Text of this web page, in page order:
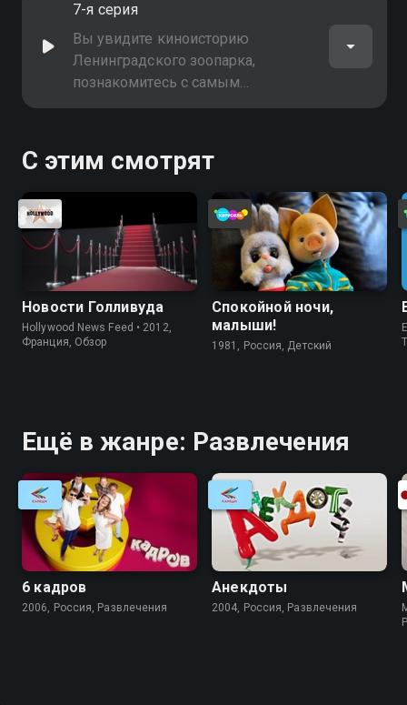
7-я серия
Вы увидите киноисторию
Ленинградского зоопарка,
познакомитесь с самым
симпатичным верблюдом нашей
Аладдина", узнаете, как проходят
кинопробы попугаев и какие
операторы получаются из
страусов
С этим смотрят
Новости Голливуда
Hollywood News Feed • 2012,
Франция, Обзор
Спокойной ночи,
малыши!
1981, Россия, Детский
Ещё в жанре: Развлечения
6 кадров
2006, Россия, Развлечения
Анекдоты
2004, Россия, Развлечения